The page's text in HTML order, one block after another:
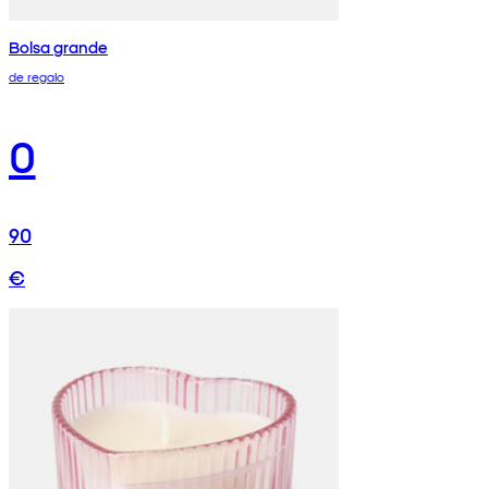
Bolsa grande
de regalo
0
90
€